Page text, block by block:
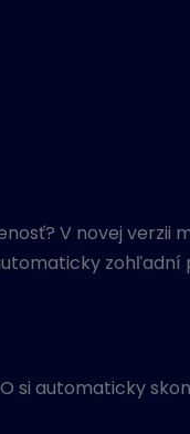
V novej verzii
zohľadní
si automaticky